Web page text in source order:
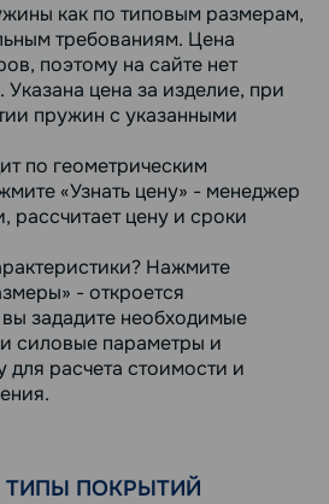
как по типовым размерам,
требованиям. Цена
поэтому на сайте нет
цена за изделие, при
пружин с указанными
по геометрическим
«Узнать цену» - менеджер
рассчитает цену и сроки
Нажмите
- откроется
вы зададите необходимые
силовые параметры и
для расчета стоимости и
ПОКРЫТИЙ